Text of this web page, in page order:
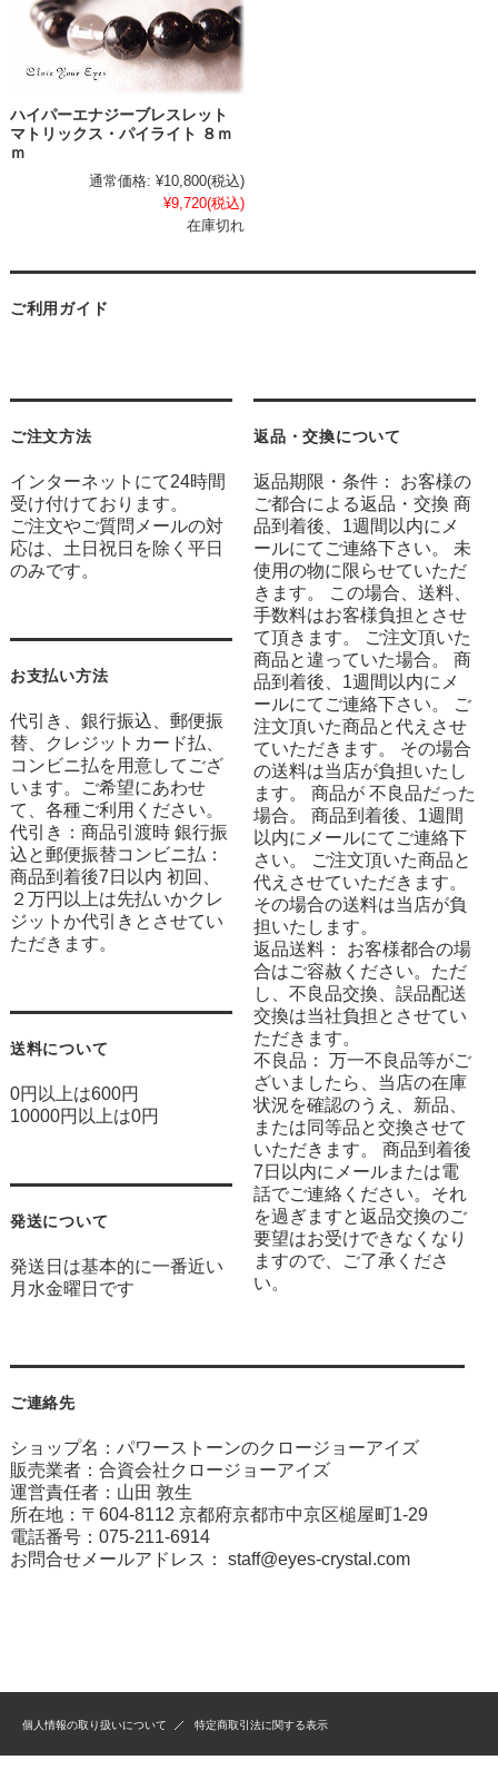
ハイパーエナジーブレスレット
マトリックス・パイライト ８ｍ
ｍ
通常価格: ¥10,800(税込)
¥9,720(税込)
在庫切れ
ご利用ガイド
ご注文方法
インターネットにて24時間
受け付けております。
ご注文やご質問メールの対
応は、土日祝日を除く平日
のみです。
お支払い方法
代引き、銀行振込、郵便振
替、クレジットカード払、
コンビニ払を用意してござ
います。ご希望にあわせ
て、各種ご利用ください。
代引き：商品引渡時 銀行振
込と郵便振替コンビニ払：
商品到着後7日以内 初回、
２万円以上は先払いかクレ
ジットか代引きとさせてい
ただきます。
送料について
0円以上は600円
10000円以上は0円
発送について
発送日は基本的に一番近い
月水金曜日です
返品・交換について
返品期限・条件： お客様の
ご都合による返品・交換 商
品到着後、1週間以内にメ
ールにてご連絡下さい。 未
使用の物に限らせていただ
きます。 この場合、送料、
手数料はお客様負担とさせ
て頂きます。 ご注文頂いた
商品と違っていた場合。 商
品到着後、1週間以内にメ
ールにてご連絡下さい。 ご
注文頂いた商品と代えさせ
ていただきます。 その場合
の送料は当店が負担いたし
ます。 商品が 不良品だった
場合。 商品到着後、1週間
以内にメールにてご連絡下
さい。 ご注文頂いた商品と
代えさせていただきます。
その場合の送料は当店が負
担いたします。
返品送料： お客様都合の場
合はご容赦ください。ただ
し、不良品交換、誤品配送
交換は当社負担とさせてい
ただきます。
不良品： 万一不良品等がご
ざいましたら、当店の在庫
状況を確認のうえ、新品、
または同等品と交換させて
いただきます。 商品到着後
7日以内にメールまたは電
話でご連絡ください。それ
を過ぎますと返品交換のご
要望はお受けできなくなり
ますので、ご了承くださ
い。
ご連絡先
ショップ名：パワーストーンのクロージョーアイズ
販売業者：合資会社クロージョーアイズ
運営責任者：山田 敦生
所在地：〒604-8112 京都府京都市中京区槌屋町1-29
電話番号：075-211-6914
お問合せメールアドレス： staff@eyes-crystal.com
個人情報の取り扱いについて 特定商取引法に関する表示